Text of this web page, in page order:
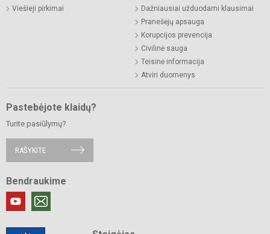
Viešieji pirkimai
Dažniausiai užduodami klausimai
Pranešėjų apsauga
Korupcijos prevencija
Civilinė sauga
Teisinė informacija
Atviri duomenys
Pastebėjote klaidų?
Turite pasiūlymų?
RAŠYKITE
Bendraukime